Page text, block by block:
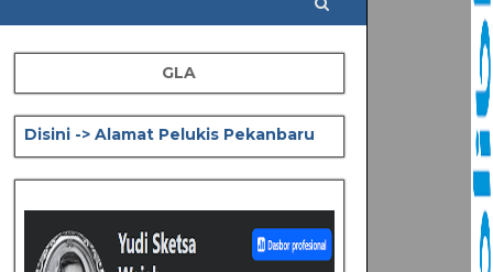
GLA
Disini -> Alamat Pelukis Pekanbaru